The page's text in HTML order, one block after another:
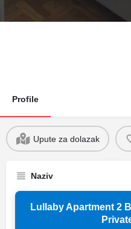
Profile
Upute za dolazak
Naziv
Lullaby Apartment 2